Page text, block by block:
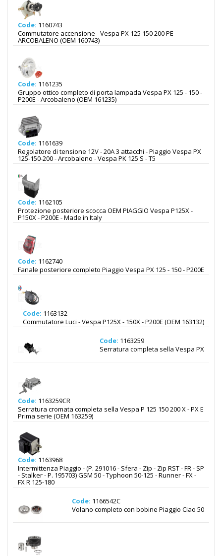
Code: 1160743
Commutatore accensione - Vespa PX 125 150 200 PE -
ARCOBALENO (OEM 160743)
Code: 1161235
Gruppo ottico completo di porta lampada Vespa PX 125 - 150 -
P200E - Arcobaleno (OEM 161235)
Code: 1161639
Regolatore di tensione 12V - 20A 3 attacchi - Piaggio Vespa PX
125-150-200 - Arcobaleno - Vespa PK 125 S - T5
Code: 1162105
Protezione posteriore scocca OEM PIAGGIO Vespa P125X -
P150X - P200E - Made in Italy
Code: 1162740
Fanale posteriore completo Piaggio Vespa PX 125 - 150 - P200E
Code: 1163132
Commutatore Luci - Vespa P125X - 150X - P200E (OEM 163132)
Code: 1163259
Serratura completa sella Vespa PX
Code: 1163259CR
Serratura cromata completa sella Vespa P 125 150 200 X - PX E
Prima serie (OEM 163259)
Code: 1163968
Intermittenza Piaggio - (P. 291016 - Sfera - Zip - Zip RST - FR - SP
- Stalker - P. 195703) GSM 50 - Typhoon 50-125 - Runner - FX -
FX R 125-180
Code: 1166542C
Volano completo con bobine Piaggio Ciao 50